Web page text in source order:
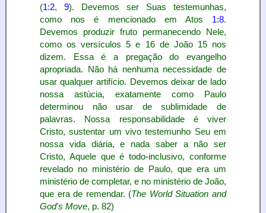
(1:2, 9). Devemos ser Suas testemunhas,
como nos é mencionado em Atos 1:8.
Devemos produzir fruto permanecendo Nele,
como os versículos 5 e 16 de João 15 nos
dizem. Essa é a pregação do evangelho
apropriada. Não há nenhuma necessidade de
usar qualquer artifício. Devemos deixar de lado
nossa astúcia, exatamente como Paulo
determinou não usar de sublimidade de
palavras. Nossa responsabilidade é viver
Cristo, sustentar um vivo testemunho Seu em
nossa vida diária, e nada saber a não ser
Cristo, Aquele que é todo-inclusivo, conforme
revelado no ministério de Paulo, que era um
ministério de completar, e no ministério de João,
que era de remendar. (The World Situation and
God's Move, p. 82)